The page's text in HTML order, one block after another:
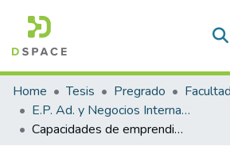
Communities & Collections
All of DSpace
Statistics
Home Tesis Pregrado
E.P. Ad. y Negocios Internacionales
Capacidades de emprendimiento y logro de competencias profesionales de los estudiantes del décimo ciclo de administración de la Universidad Nacional del Altiplano Puno, 2025